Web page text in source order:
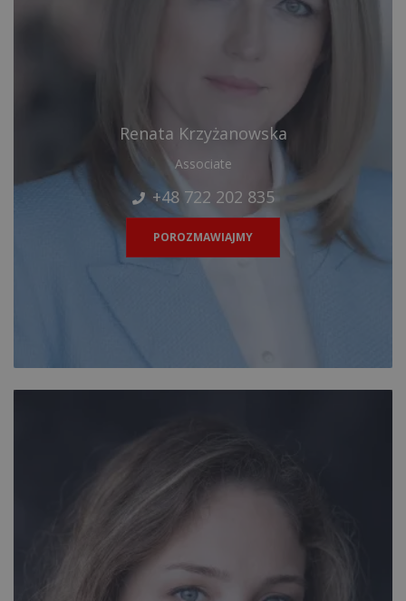
Renata Krzyżanowska
Associate
+48 722 202 835
POROZMAWIAJMY